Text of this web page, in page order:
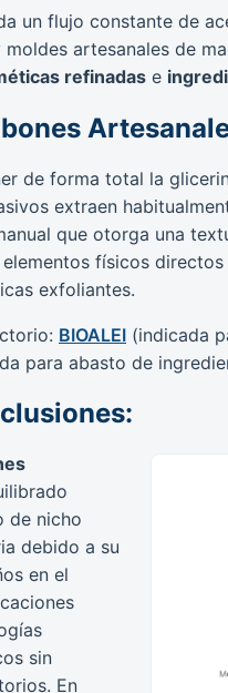
un flujo constante de
artesanales de
refinadas e
de forma total la
extraen
que otorga una
físicos
exfoliantes.
BIOALEI (indicada
para abasto de
de nicho
debido a su
en el
sin
En